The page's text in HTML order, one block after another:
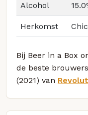
Alcohol
Herkomst
Bij Beer in a Box
de beste
(2021) van